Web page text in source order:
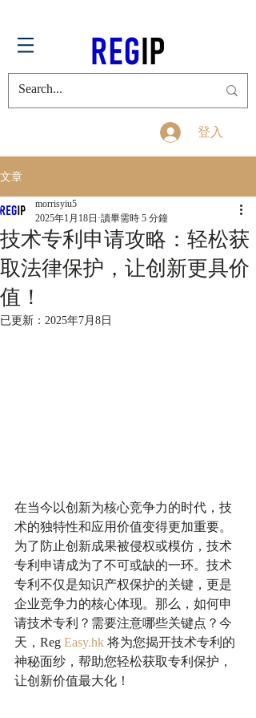
登入
文章
技术专利申请攻略：轻松获
取法律保护，让创新更具价
值！
morrisyiu5
2025年1月18日 讀畢需時 5 分鐘
已更新： 2025年7月8日
在当今以创新为核心竞争力的时代，技
术的独特性和应用价值变得更加重要。
为了防止创新成果被侵权或模仿，技术
专利申请成为了不可或缺的一环。技术
专利不仅是知识产权保护的关键，更是
企业竞争力的核心体现。那么，如何申
请技术专利？需要注意哪些关键点？今
天，Reg Easy.hk 将为您揭开技术专利的
神秘面纱，帮助您轻松获取专利保护，
让创新价值最大化！